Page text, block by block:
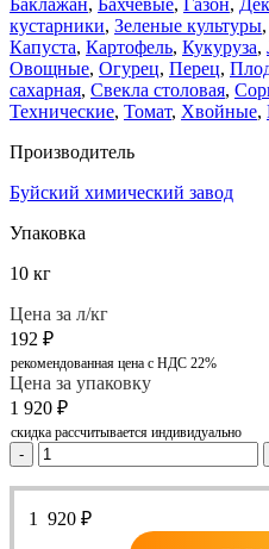
Баклажан, Бахчевые, Газон,
кустарники, Зеленые культуры,
Капуста, Картофель, Кукуруза,
Овощные, Огурец, Перец,
сахарная, Свекла столовая,
Технические, Томат, Хвойные,
Производитель
Буйский химический завод
Упаковка
10 кг
Цена за л/кг
192 ₽
рекомендованная цена с НДС 22%
Цена за упаковку
1 920 ₽
скидка рассчитывается индивидуально
-
1 920 ₽